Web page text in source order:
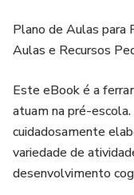
Plano de Aulas para
Aulas e Recursos
Este eBook é a
atuam na pré-
cuidadosamente
variedade de
desenvolvimento